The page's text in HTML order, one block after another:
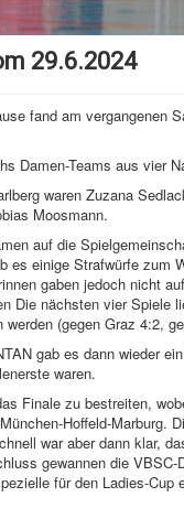
29.6.2024
fand am vergangenen
Damen-Teams aus vier
waren Zuzana
Moosmann.
auf die
es einige Strafwürfe zum
gaben jedoch nicht
Die nächsten vier Spiele
(gegen Graz 4:2,
gab es dann wieder
waren.
Finale zu bestreiten,
Hoffeld-Marburg.
war aber dann klar,
gewannen die
für den Ladies-